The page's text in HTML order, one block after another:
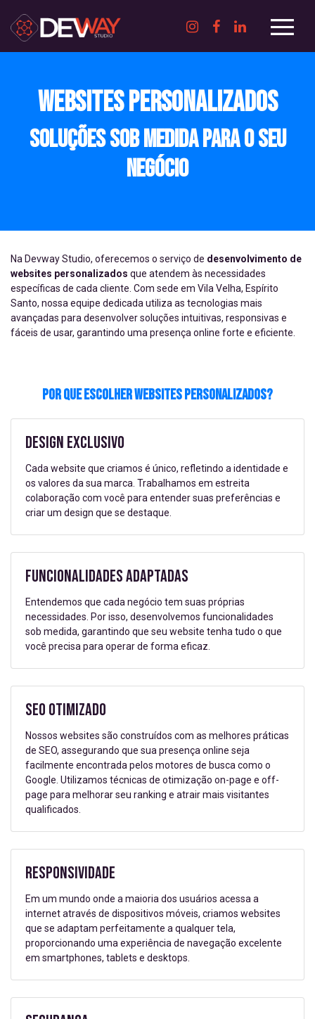
WEBSITES PERSONALIZADOS
Soluções Sob Medida para o Seu
Negócio
Na Devway Studio, oferecemos o serviço de desenvolvimento de
websites personalizados que atendem às necessidades
específicas de cada cliente. Com sede em Vila Velha, Espírito
Santo, nossa equipe dedicada utiliza as tecnologias mais
avançadas para desenvolver soluções intuitivas, responsivas e
fáceis de usar, garantindo uma presença online forte e eficiente.
Por que Escolher Websites Personalizados?
Design Exclusivo
Cada website que criamos é único, refletindo a identidade e
os valores da sua marca. Trabalhamos em estreita
colaboração com você para entender suas preferências e
criar um design que se destaque.
Funcionalidades Adaptadas
Entendemos que cada negócio tem suas próprias
necessidades. Por isso, desenvolvemos funcionalidades
sob medida, garantindo que seu website tenha tudo o que
você precisa para operar de forma eficaz.
SEO Otimizado
Nossos websites são construídos com as melhores práticas
de SEO, assegurando que sua presença online seja
facilmente encontrada pelos motores de busca como o
Google. Utilizamos técnicas de otimização on-page e off-
page para melhorar seu ranking e atrair mais visitantes
qualificados.
Responsividade
Em um mundo onde a maioria dos usuários acessa a
internet através de dispositivos móveis, criamos websites
que se adaptam perfeitamente a qualquer tela,
proporcionando uma experiência de navegação excelente
em smartphones, tablets e desktops.